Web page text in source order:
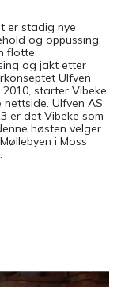
er stadig nye
og oppussing.
flotte
og jakt etter
Ulfven
starter Vibeke
Ulfven AS
er det Vibeke som
høsten velger
i Moss